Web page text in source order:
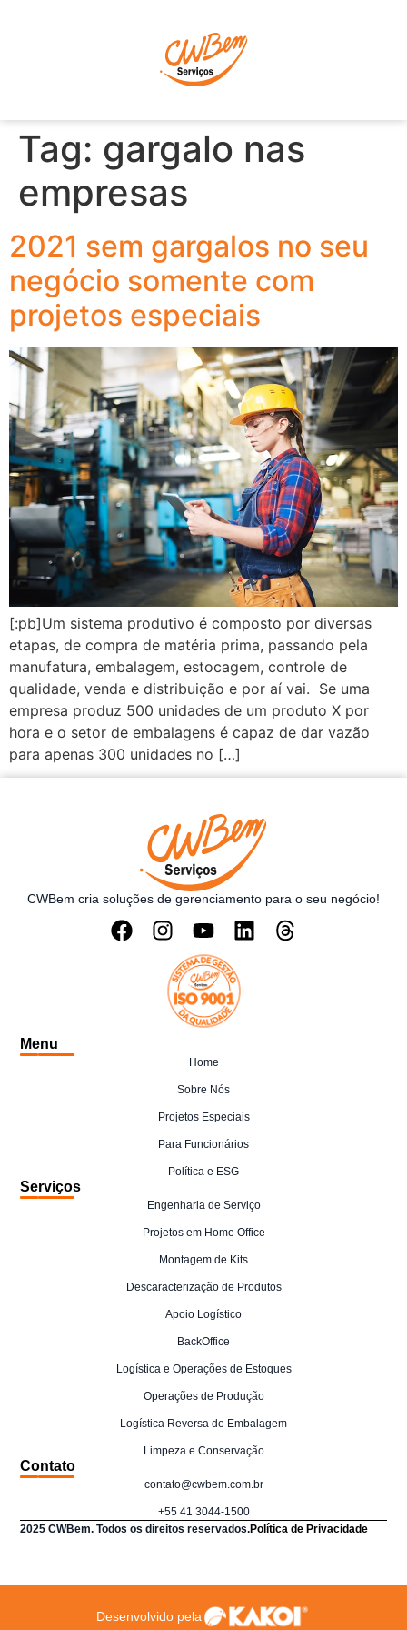
Tag: gargalo nas
empresas
2021 sem gargalos no seu
negócio somente com
projetos especiais
[:pb]Um sistema produtivo é composto por diversas
etapas, de compra de matéria prima, passando pela
manufatura, embalagem, estocagem, controle de
qualidade, venda e distribuição e por aí vai. Se uma
empresa produz 500 unidades de um produto X por
hora e o setor de embalagens é capaz de dar vazão
para apenas 300 unidades no […]
CWBem cria soluções de gerenciamento para o seu negócio!
Menu
Home
Sobre Nós
Projetos Especiais
Para Funcionários
Política e ESG
Serviços
Engenharia de Serviço
Projetos em Home Office
Montagem de Kits
Descaracterização de Produtos
Apoio Logístico
BackOffice
Logística e Operações de Estoques
Operações de Produção
Logística Reversa de Embalagem
Limpeza e Conservação
Contato
contato@cwbem.com.br
+55 41 3044-1500
2025 CWBem. Todos os direitos reservados.Política de Privacidade
Desenvolvido pela